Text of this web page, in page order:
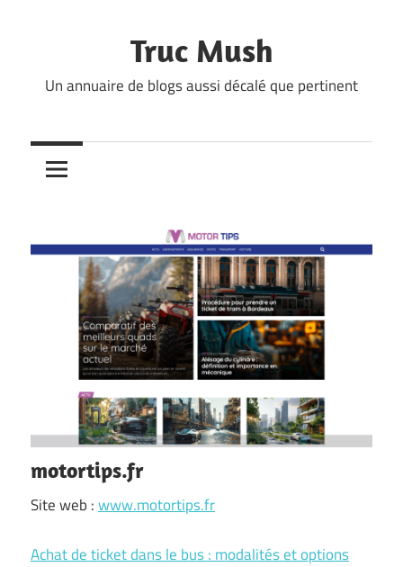
Truc Mush
Un annuaire de blogs aussi décalé que pertinent
motortips.fr
Site web :www.motortips.fr
Achat de ticket dans le bus : modalités et options